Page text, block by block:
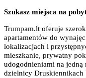
Szukasz miejsca na
Trumpam.lt oferuje
apartamentów do
lokalizacjach i
mieszkanie, prywatny
udogodnieniami na
dzielnicy Druskiennikach